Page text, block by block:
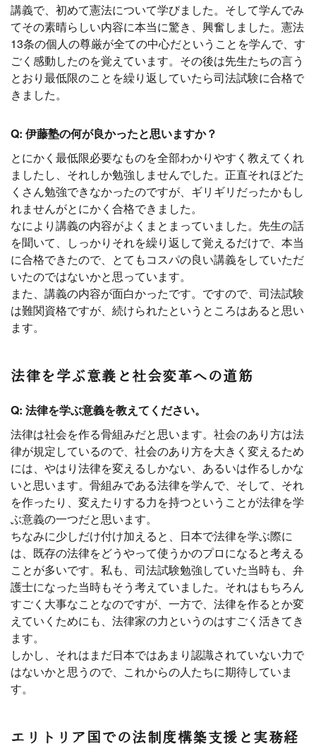
講義で、初めて憲法について学びました。そして学んでみ
てその素晴らしい内容に本当に驚き、興奮しました。憲法
13条の個人の尊厳が全ての中心だということを学んで、す
ごく感動したのを覚えています。その後は先生たちの言う
とおり最低限のことを繰り返していたら司法試験に合格で
きました。
Q: 伊藤塾の何が良かったと思いますか？
とにかく最低限必要なものを全部わかりやすく教えてくれ
ましたし、それしか勉強しませんでした。正直それほどた
くさん勉強できなかったのですが、ギリギリだったかもし
れませんがとにかく合格できました。
なにより講義の内容がよくまとまっていました。先生の話
を聞いて、しっかりそれを繰り返して覚えるだけで、本当
に合格できたので、とてもコスパの良い講義をしていただ
いたのではないかと思っています。
また、講義の内容が面白かったです。ですので、司法試験
は難関資格ですが、続けられたというところはあると思い
ます。
法律を学ぶ意義と社会変革への道筋
Q: 法律を学ぶ意義を教えてください。
法律は社会を作る骨組みだと思います。社会のあり方は法
律が規定しているので、社会のあり方を大きく変えるため
には、やはり法律を変えるしかない、あるいは作るしかな
いと思います。骨組みである法律を学んで、そして、それ
を作ったり、変えたりする力を持つということが法律を学
ぶ意義の一つだと思います。
ちなみに少しだけ付け加えると、日本で法律を学ぶ際に
は、既存の法律をどうやって使うかのプロになると考える
ことが多いです。私も、司法試験勉強していた当時も、弁
護士になった当時もそう考えていました。それはもちろん
すごく大事なことなのですが、一方で、法律を作るとか変
えていくためにも、法律家の力というのはすごく活きてき
ます。
しかし、それはまだ日本ではあまり認識されていない力で
はないかと思うので、これからの人たちに期待していま
す。
エリトリア国での法制度構築支援と実務経